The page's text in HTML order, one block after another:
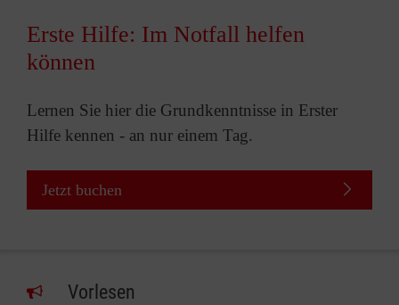
Erste Hilfe: Im Notfall helfen
können
Lernen Sie hier die Grundkenntnisse in Erster
Hilfe kennen - an nur einem Tag.
Jetzt buchen
Vorlesen